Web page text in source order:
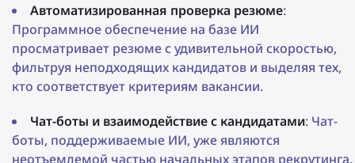
Автоматизированная проверка резюме:
Программное обеспечение на базе ИИ
просматривает резюме с удивительной скоростью,
фильтруя неподходящих кандидатов и выделяя тех,
кто соответствует критериям вакансии.
Чат-боты и взаимодействие с кандидатами: Чат-
боты, поддерживаемые ИИ, уже являются
неотъемлемой частью начальных этапов рекрутинга.